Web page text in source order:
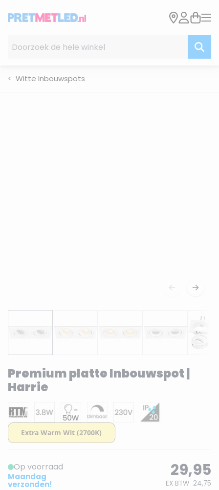
Witte Inbouwspots
Premium platte Inbouwspot |
Harrie
Op voorraad
Maandag
verzonden!
29,95
EX BTW 24,75